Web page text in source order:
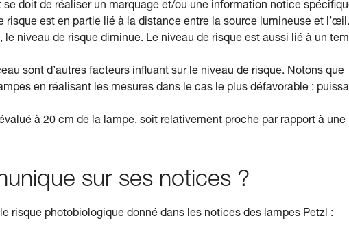
doit de réaliser un marquage et/ou une information notice
risque est en partie lié à la distance entre la source lumineuse et l’œil.
le niveau de risque diminue. Le niveau de risque est aussi lié à un
sont d’autres facteurs influant sur le niveau de risque. Notons que
en réalisant les mesures dans le cas le plus défavorable :
à 20 cm de la lampe, soit relativement proche par rapport à une
sur ses notices ?
risque photobiologique donné dans les notices des lampes Petzl :